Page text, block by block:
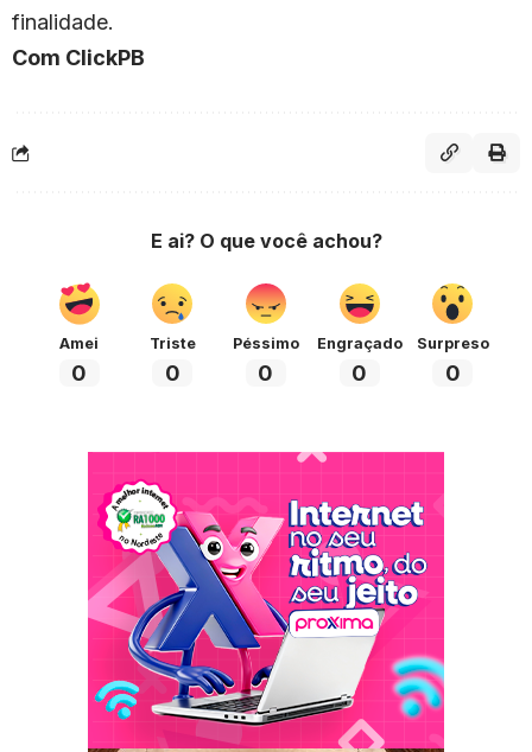
finalidade.
Com ClickPB
E ai? O que você achou?
Amei
0
Triste
0
Péssimo
0
Engraçado
0
Surpreso
0